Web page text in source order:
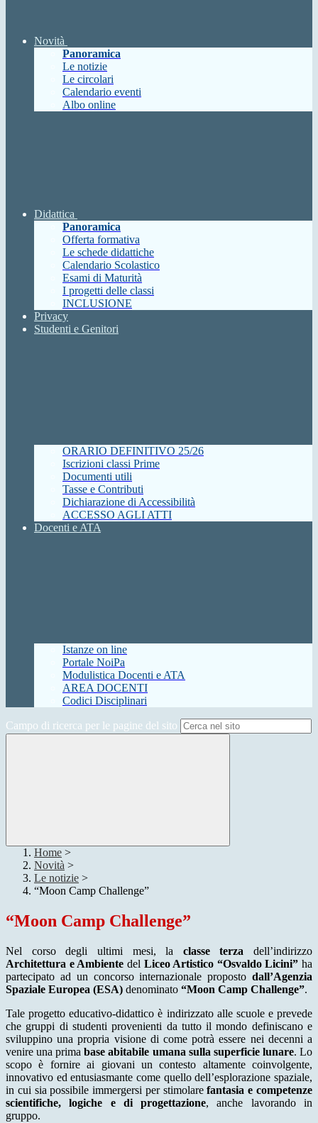
Novità
Panoramica
Le notizie
Le circolari
Calendario eventi
Albo online
Didattica
Panoramica
Offerta formativa
Le schede didattiche
Calendario Scolastico
Esami di Maturità
I progetti delle classi
INCLUSIONE
Privacy
Studenti e Genitori
ORARIO DEFINITIVO 25/26
Iscrizioni classi Prime
Documenti utili
Tasse e Contributi
Dichiarazione di Accessibilità
ACCESSO AGLI ATTI
Docenti e ATA
Istanze on line
Portale NoiPa
Modulistica Docenti e ATA
AREA DOCENTI
Codici Disciplinari
Campo di ricerca per le pagine del sito
Home >
Novità >
Le notizie >
“Moon Camp Challenge”
“Moon Camp Challenge”
Nel corso degli ultimi mesi, la classe terza dell’indirizzo
Architettura e Ambiente del Liceo Artistico “Osvaldo Licini” ha
partecipato ad un concorso internazionale proposto dall’Agenzia
Spaziale Europea (ESA) denominato “Moon Camp Challenge”.
Tale progetto educativo-didattico è indirizzato alle scuole e prevede
che gruppi di studenti provenienti da tutto il mondo definiscano e
sviluppino una propria visione di come potrà essere nei decenni a
venire una primabase abitabile umana sulla superficie lunare. Lo
scopo è fornire ai giovani un contesto altamente coinvolgente,
innovativo ed entusiasmante come quello dell’esplorazione spaziale,
in cui sia possibile immergersi per stimolarefantasia e competenze
scientifiche, logiche e di progettazione, anche lavorando in
gruppo.